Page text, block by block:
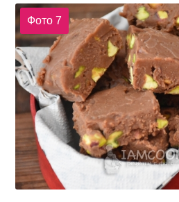
Фото 7